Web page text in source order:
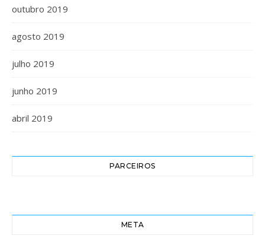
outubro 2019
agosto 2019
julho 2019
junho 2019
abril 2019
PARCEIROS
META